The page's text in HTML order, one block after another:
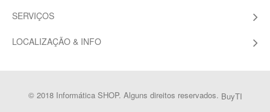
SERVIÇOS
LOCALIZAÇÃO & INFO
© 2018 Informática SHOP. Alguns direitos reservados. BuyTI